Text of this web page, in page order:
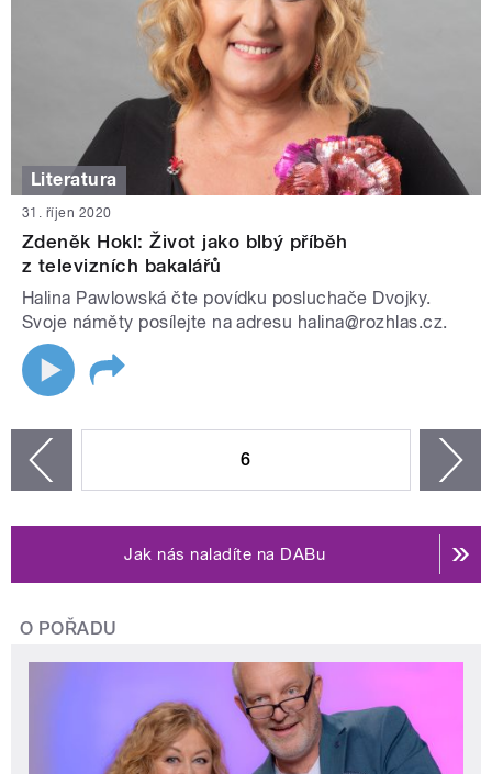
Literatura
31. říjen 2020
Zdeněk Hokl: Život jako blbý příběh
z televizních bakalářů
Halina Pawlowská čte povídku posluchače Dvojky.
Svoje náměty posílejte na adresu halina@rozhlas.cz.
6
Jak nás naladíte na DABu
O POŘADU